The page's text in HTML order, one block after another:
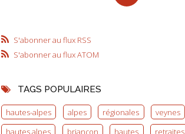
S'abonner au flux RSS
S'abonner au flux ATOM
TAGS POPULAIRES
hautes-alpes alpes régionales veynes
hautes alpes
briançon hautes retraites